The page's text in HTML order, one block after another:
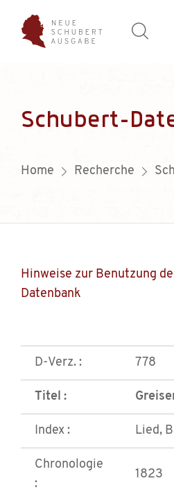
Schubert-
Home Recherche
Hinweise zur Benutzung
Datenbank
D-Verz. : 778
Titel :
Index : Lied,
Chronologie
:
1823